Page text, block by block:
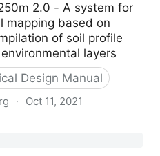
2.0 - A system for
mapping based on
of soil profile
layers
Design Manual
· Oct 11, 2021